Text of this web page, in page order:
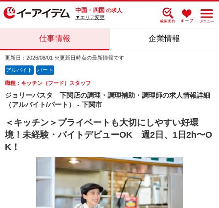
中国・四国 の求人
▼エリア変更
仕事情報 企業情報
更新日：2026/08/01 ※更新日時点の最新情報です
アルバイト パート
職種：キッチン（フード）スタッフ
ジョリーパスタ 下関店の調理・調理補助・調理師の求人情報詳細
（アルバイト/パート） - 下関市
＜キッチン＞プライベートも大切にしやすい好環
境！未経験・バイトデビューOK 週2日、1日2h〜O
K！